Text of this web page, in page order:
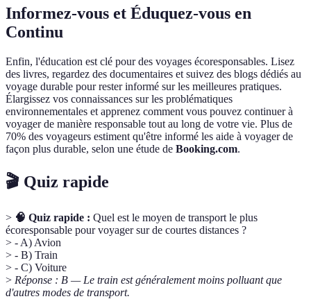
Informez-vous et Éduquez-vous en
Continu
Enfin, l'éducation est clé pour des voyages écoresponsables. Lisez
des livres, regardez des documentaires et suivez des blogs dédiés au
voyage durable pour rester informé sur les meilleures pratiques.
Élargissez vos connaissances sur les problématiques
environnementales et apprenez comment vous pouvez continuer à
voyager de manière responsable tout au long de votre vie. Plus de
70% des voyageurs estiment qu'être informé les aide à voyager de
façon plus durable, selon une étude de Booking.com.
🎬 Quiz rapide
> 🧠 Quiz rapide : Quel est le moyen de transport le plus
écoresponsable pour voyager sur de courtes distances ?
> - A) Avion
> - B) Train
> - C) Voiture
> Réponse : B — Le train est généralement moins polluant que
d'autres modes de transport.